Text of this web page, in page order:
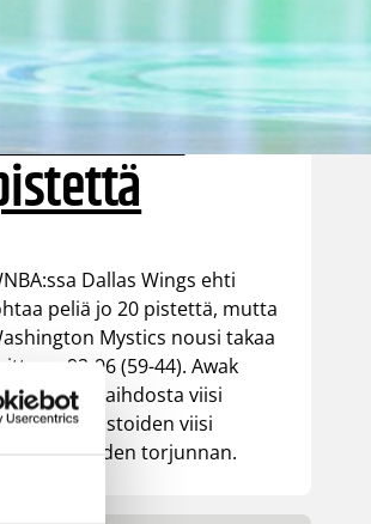
–
viisi
Dallas Wings ehti
peliä jo 20 pistettä, mutta
Mystics nousi takaa
voittoon 92-96 (59-44). Awak
pelasi vaihdosta viisi
tilastoiden viisi
ja yhden torjunnan.